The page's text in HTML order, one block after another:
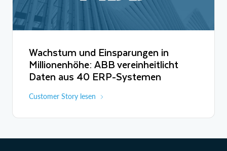
Wachstum und Einsparungen in
Millionenhöhe: ABB vereinheitlicht
Daten aus 40 ERP-Systemen
Customer Story lesen